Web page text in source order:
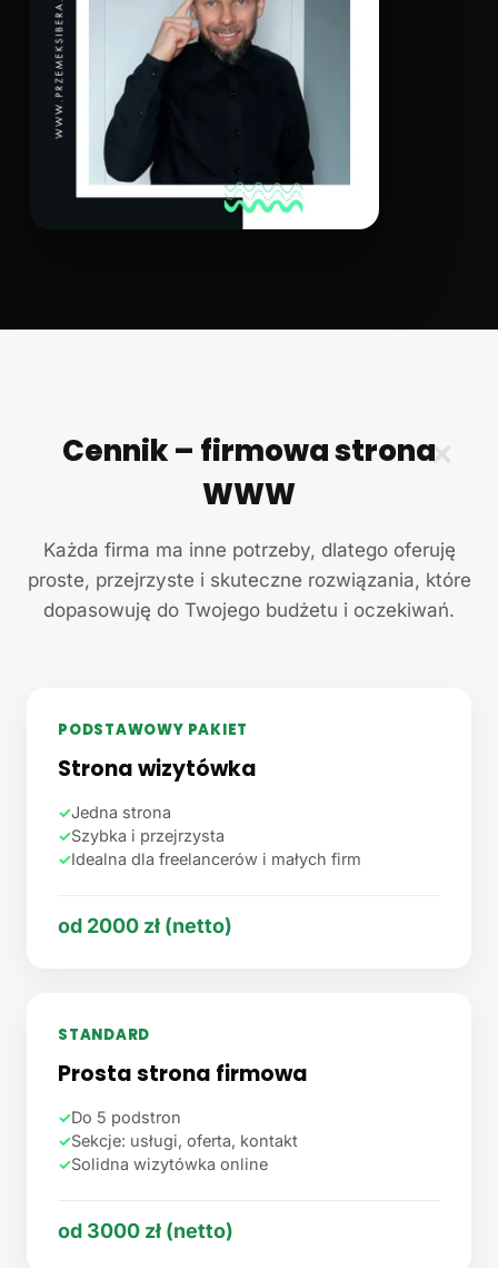
✕
Cennik – firmowa strona
WWW
Każda firma ma inne potrzeby, dlatego oferuję
proste, przejrzyste i skuteczne rozwiązania, które
dopasowuję do Twojego budżetu i oczekiwań.
PODSTAWOWY PAKIET
Strona wizytówka
✓Jedna strona
✓Szybka i przejrzysta
✓Idealna dla freelancerów i małych firm
od 2000 zł (netto)
STANDARD
Prosta strona firmowa
✓Do 5 podstron
✓Sekcje: usługi, oferta, kontakt
✓Solidna wizytówka online
od 3000 zł (netto)